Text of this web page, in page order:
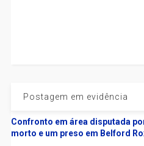
Postagem em evidência
Confronto em área disputada
morto e um preso em Belford